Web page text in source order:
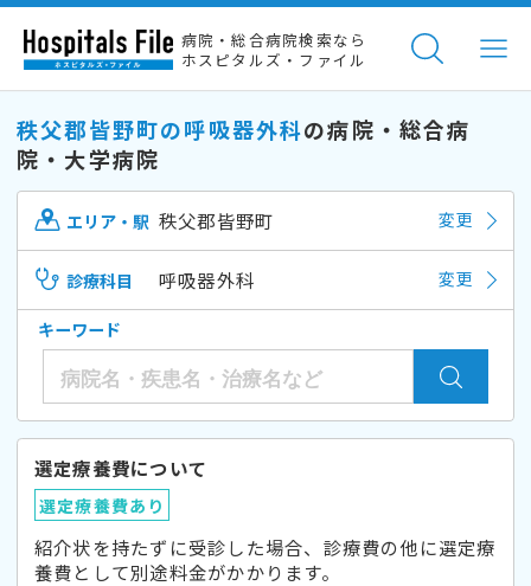
病院・総合病院検索なら
ホスピタルズ・ファイル
秩父郡皆野町の呼吸器外科の病院・総合病
院・大学病院
エリア・駅 秩父郡皆野町 変更
診療科目 呼吸器外科 変更
キーワード
選定療養費について
選定療養費あり
紹介状を持たずに受診した場合、診療費の他に選定療
養費として別途料金がかかります。